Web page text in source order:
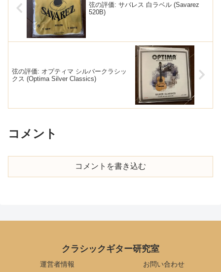
弦の評価: サバレス 白ラベル (Savarez
520B)
弦の評価: オプティマ シルバークラシッ
クス (Optima Silver Classics)
コメント
コメントを書き込む
クラシックギター研究室
運営者情報 お問い合わせ